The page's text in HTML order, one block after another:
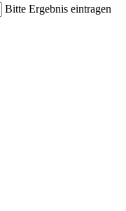
Bitte Ergebnis eintragen